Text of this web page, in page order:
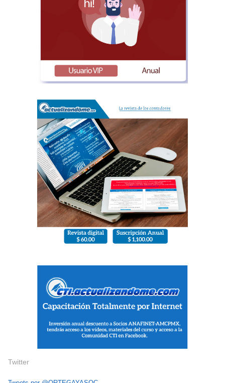
Twitter